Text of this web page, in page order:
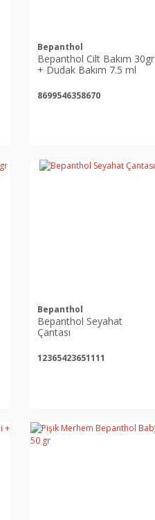
Bepanthol
Bepanthol Cilt Bakım 30gr
+ Dudak Bakım 7.5 ml
8699546358670
Bepanthol
Bepanthol Seyahat
Çantası
12365423651111